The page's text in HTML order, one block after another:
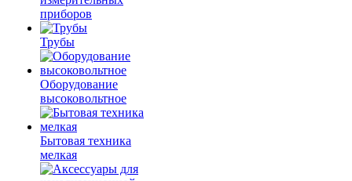
приборов
Трубы
Оборудование
высоковольтное
Бытовая техника
мелкая